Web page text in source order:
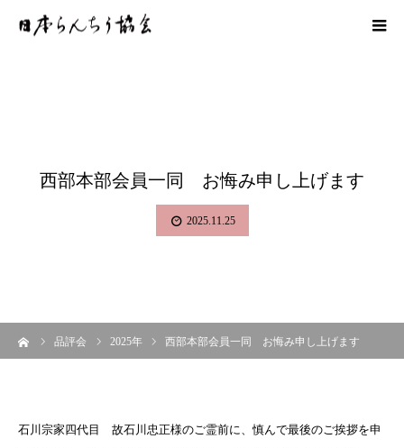
西部本部会員一同 お悔み申し上げます
2025.11.25
品評会 2025年 西部本部会員一同 お悔み申し上げます
石川宗家四代目 故石川忠正様のご霊前に、慎んで最後のご挨拶を申